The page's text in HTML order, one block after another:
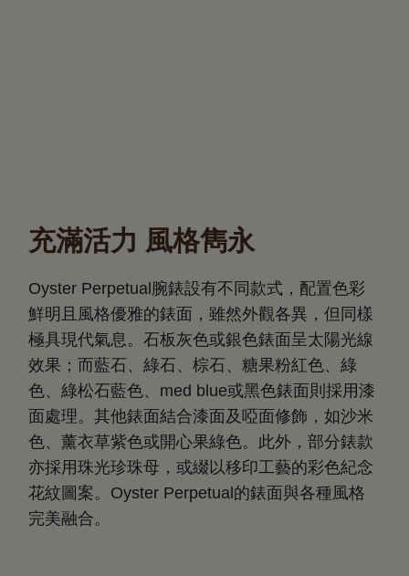
充滿活力 風格雋永
Oyster Perpetual腕錶設有不同款式，配置色彩
鮮明且風格優雅的錶面，雖然外觀各異，但同樣
極具現代氣息。石板灰色或銀色錶面呈太陽光線
效果；而藍石、綠石、棕石、糖果粉紅色、綠
色、綠松石藍色、med blue或黑色錶面則採用漆
面處理。其他錶面結合漆面及啞面修飾，如沙米
色、薰衣草紫色或開心果綠色。此外，部分錶款
亦採用珠光珍珠母，或綴以移印工藝的彩色紀念
花紋圖案。Oyster Perpetual的錶面與各種風格
完美融合。